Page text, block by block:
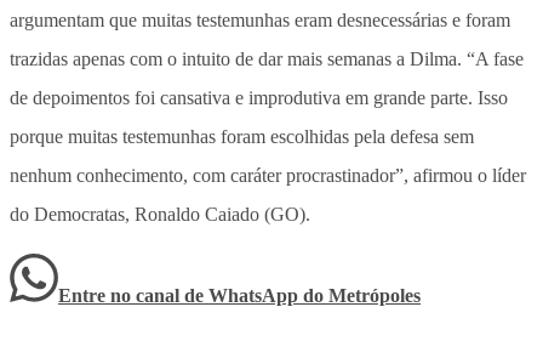
argumentam que muitas testemunhas eram desnecessárias e foram
trazidas apenas com o intuito de dar mais semanas a Dilma. “A fase
de depoimentos foi cansativa e improdutiva em grande parte. Isso
porque muitas testemunhas foram escolhidas pela defesa sem
nenhum conhecimento, com caráter procrastinador”, afirmou o líder
do Democratas, Ronaldo Caiado (GO).
Entre no canal de WhatsApp do Metrópoles